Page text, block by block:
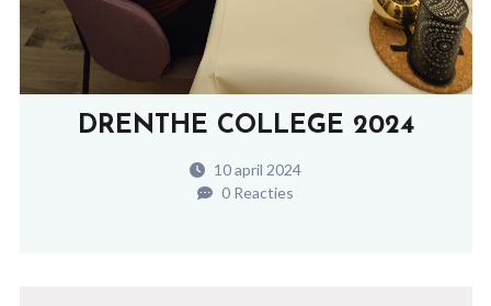
DRENTHE COLLEGE 2024
10 april 2024
0 Reacties